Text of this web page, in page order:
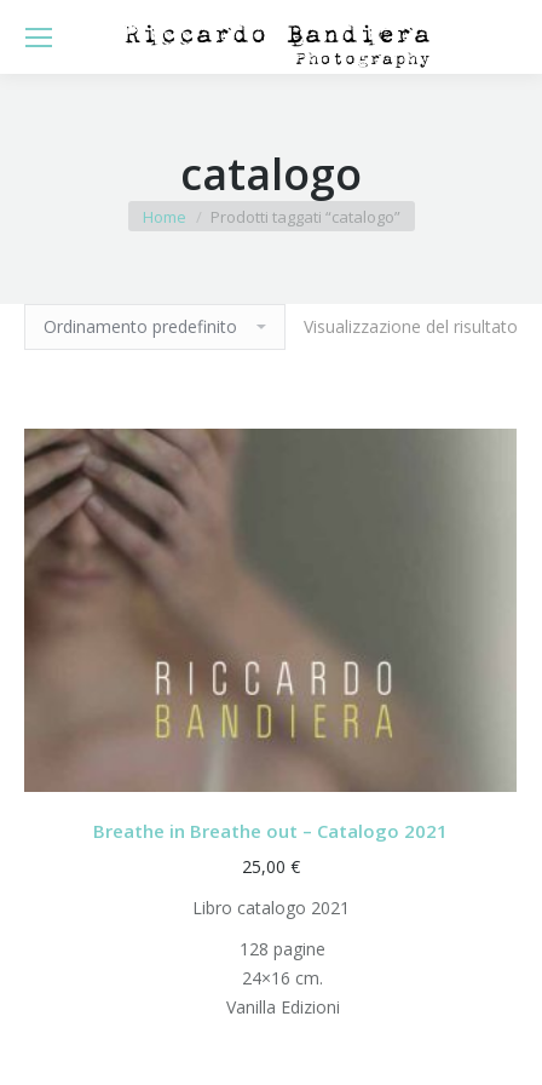
catalogo
You are here:
Home Prodotti taggati “catalogo”
Visualizzazione del risultato
Breathe in Breathe out – Catalogo 2021
25,00 €
Libro catalogo 2021
128 pagine
24×16 cm.
Vanilla Edizioni